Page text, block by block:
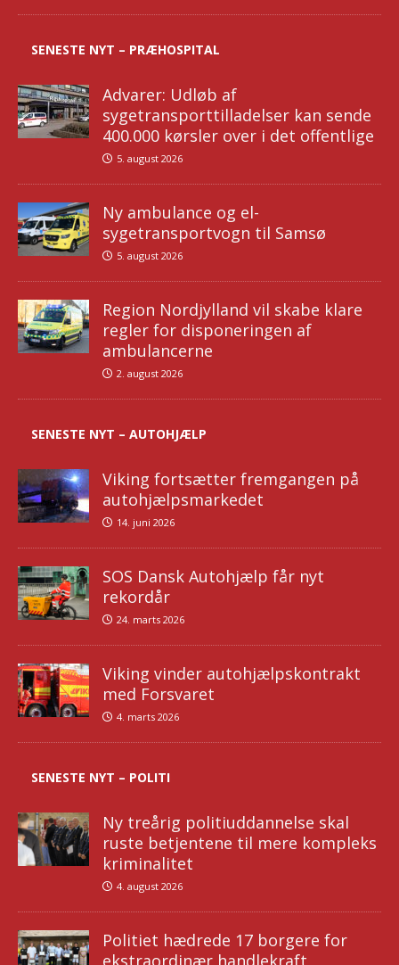
SENESTE NYT – PRÆHOSPITAL
Advarer: Udløb af
sygetransporttilladelser kan sende
400.000 kørsler over i det offentlige
5. august 2026
Ny ambulance og el-
sygetransportvogn til Samsø
5. august 2026
Region Nordjylland vil skabe klare
regler for disponeringen af
ambulancerne
2. august 2026
SENESTE NYT – AUTOHJÆLP
Viking fortsætter fremgangen på
autohjælpsmarkedet
14. juni 2026
SOS Dansk Autohjælp får nyt
rekordår
24. marts 2026
Viking vinder autohjælpskontrakt
med Forsvaret
4. marts 2026
SENESTE NYT – POLITI
Ny treårig politiuddannelse skal
ruste betjentene til mere kompleks
kriminalitet
4. august 2026
Politiet hædrede 17 borgere for
ekstraordinær handlekraft